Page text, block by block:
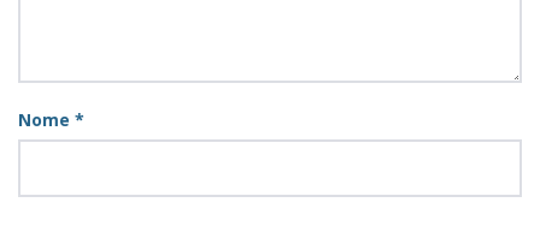
Nome *